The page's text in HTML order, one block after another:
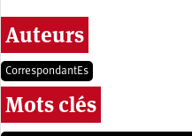
Auteurs
CorrespondantEs
Mots clés